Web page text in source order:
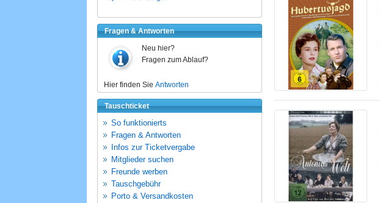
Fragen & Antworten
Neu hier?
Fragen zum Ablauf?
Hier finden Sie Antworten
Tauschticket
So funktionierts
Fragen & Antworten
Infos zur Ticketvergabe
Mitglieder suchen
Freunde werben
Tauschgebühr
Porto & Versandkosten